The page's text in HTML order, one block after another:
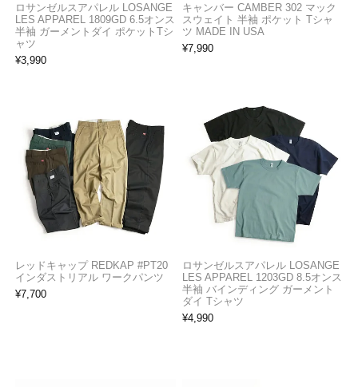
ロサンゼルスアパレル LOSANGE
LES APPAREL 1809GD 6.5オンス
半袖 ガーメントダイ ポケットTシ
ャツ
¥3,990
キャンバー CAMBER 302 マック
スウェイト 半袖 ポケット Tシャ
ツ MADE IN USA
¥7,990
レッドキャップ REDKAP #PT20
インダストリアル ワークパンツ
¥7,700
ロサンゼルスアパレル LOSANGE
LES APPAREL 1203GD 8.5オンス
半袖 バインディング ガーメント
ダイ Tシャツ
¥4,990